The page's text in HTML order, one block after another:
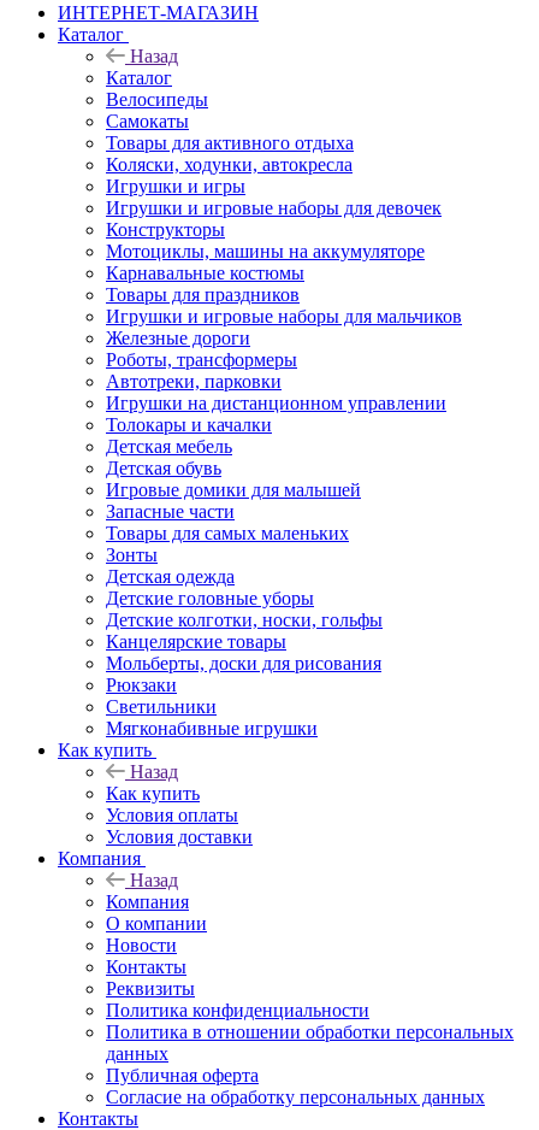
ИНТЕРНЕТ-МАГАЗИН
Каталог
Назад
Каталог
Велосипеды
Самокаты
Товары для активного отдыха
Коляски, ходунки, автокресла
Игрушки и игры
Игрушки и игровые наборы для девочек
Конструкторы
Мотоциклы, машины на аккумуляторе
Карнавальные костюмы
Товары для праздников
Игрушки и игровые наборы для мальчиков
Железные дороги
Роботы, трансформеры
Автотреки, парковки
Игрушки на дистанционном управлении
Толокары и качалки
Детская мебель
Детская обувь
Игровые домики для малышей
Запасные части
Товары для самых маленьких
Зонты
Детская одежда
Детские головные уборы
Детские колготки, носки, гольфы
Канцелярские товары
Мольберты, доски для рисования
Рюкзаки
Светильники
Мягконабивные игрушки
Как купить
Назад
Как купить
Условия оплаты
Условия доставки
Компания
Назад
Компания
О компании
Новости
Контакты
Реквизиты
Политика конфиденциальности
Политика в отношении обработки персональных
данных
Публичная оферта
Согласие на обработку персональных данных
Контакты